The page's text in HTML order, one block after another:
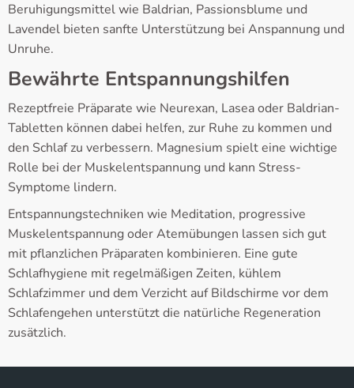
Beruhigungsmittel wie Baldrian, Passionsblume und
Lavendel bieten sanfte Unterstützung bei Anspannung und
Unruhe.
Bewährte Entspannungshilfen
Rezeptfreie Präparate wie Neurexan, Lasea oder Baldrian-
Tabletten können dabei helfen, zur Ruhe zu kommen und
den Schlaf zu verbessern. Magnesium spielt eine wichtige
Rolle bei der Muskelentspannung und kann Stress-
Symptome lindern.
Entspannungstechniken wie Meditation, progressive
Muskelentspannung oder Atemübungen lassen sich gut
mit pflanzlichen Präparaten kombinieren. Eine gute
Schlafhygiene mit regelmäßigen Zeiten, kühlem
Schlafzimmer und dem Verzicht auf Bildschirme vor dem
Schlafengehen unterstützt die natürliche Regeneration
zusätzlich.